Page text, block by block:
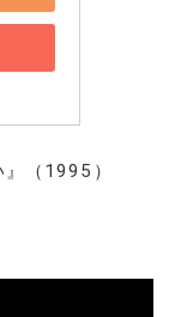
（1995）